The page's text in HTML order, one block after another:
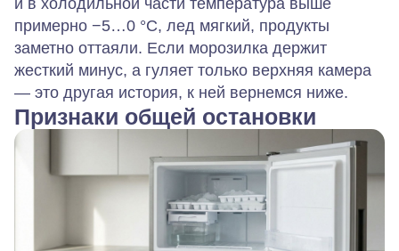
и в холодильной части температура выше
примерно −5…0 °C, лед мягкий, продукты
заметно оттаяли. Если морозилка держит
жесткий минус, а гуляет только верхняя камера
— это другая история, к ней вернемся ниже.
Признаки общей остановки